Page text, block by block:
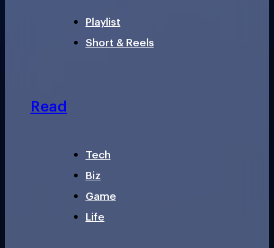
Playlist
Short & Reels
Read
Tech
Biz
Game
Life